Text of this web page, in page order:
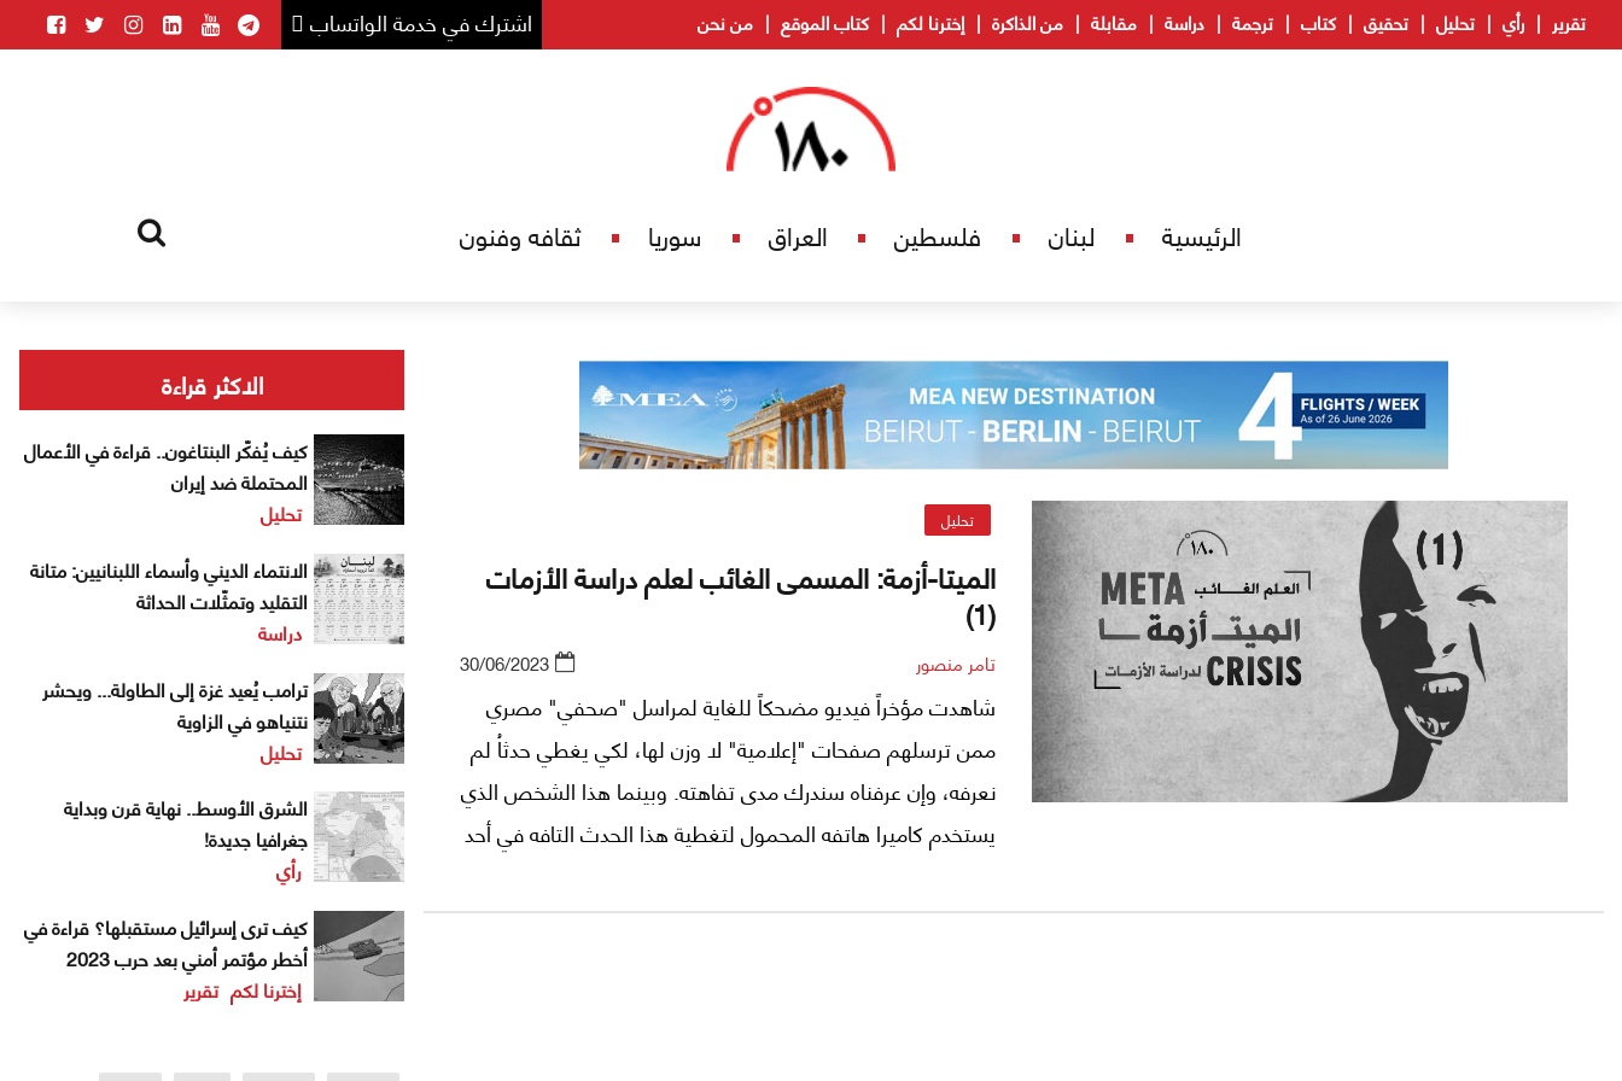
اشترك في خدمة الواتساب تقرير رأي تحليل تحقيق كتاب ترجمة دراسة مقابلة من الذاكرة إخترنا لكم كتاب الموقع من نحن
الرئيسية لبنان فلسطين العراق سوريا ثقافه وفنون
تحليل
الميتا-أزمة: المسمى الغائب لعلم دراسة الأزمات
(1)
تامر منصور 30/06/2023
شاهدت مؤخراً فيديو مضحكاً للغاية لمراسل "صحفي" مصري
ممن ترسلهم صفحات "إعلامية" لا وزن لها، لكي يغطي حدثاُ لم
نعرفه، وإن عرفناه سندرك مدى تفاهته. وبينما هذا الشخص الذي
يستخدم كاميرا هاتفه المحمول لتغطية هذا الحدث التافه في أحد
المراسل من يده، لكنه لم يتمكن من انتشال الهاتف من يد
الاكثر قراءة
كيف يُفكّر البنتاغون.. قراءة في الأعمال
المحتملة ضد إيران
تحليل
الانتماء الديني وأسماء اللبنانيين: متانة
التقليد وتمثّلات الحداثة
دراسة
ترامب يُعيد غزة إلى الطاولة... ويحشر
نتنياهو في الزاوية
تحليل
الشرق الأوسط.. نهاية قرن وبداية
جغرافيا جديدة!
رأي
كيف ترى إسرائيل مستقبلها؟ قراءة في
أخطر مؤتمر أمني بعد حرب 2023
إخترنا لكم تقرير